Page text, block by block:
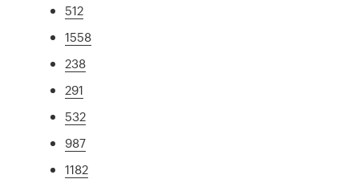
512
1558
238
291
532
987
1182